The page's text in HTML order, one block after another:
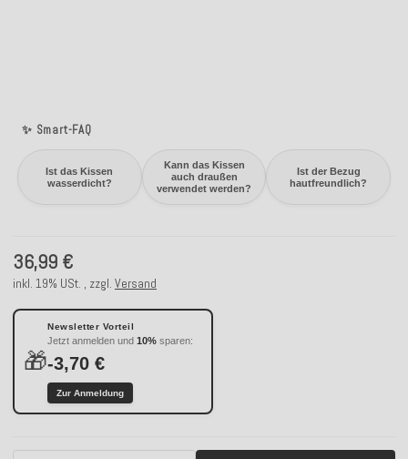
✨ Smart-FAQ
Ist das Kissen
wasserdicht?
Kann das Kissen
auch draußen
verwendet werden?
Ist der Bezug
hautfreundlich?
36,99 €
inkl. 19% USt. , zzgl. Versand
🎁
Newsletter Vorteil
Jetzt anmelden und 10% sparen:
-3,70 €
Zur Anmeldung